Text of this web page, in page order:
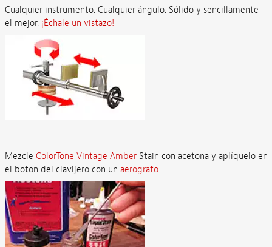
Cualquier instrumento. Cualquier ángulo. Sólido y sencillamente
el mejor. ¡Échale un vistazo!
Mezcle ColorTone Vintage AmberStain con acetona y aplíquelo en
el botón del clavijero con un aerógrafo.